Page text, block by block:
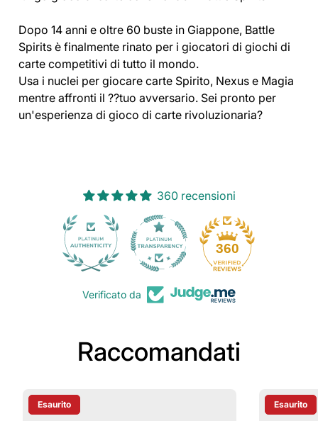
Dopo 14 anni e oltre 60 buste in Giappone, Battle
Spirits è finalmente rinato per i giocatori di giochi di
carte competitivi di tutto il mondo.
Usa i nuclei per giocare carte Spirito, Nexus e Magia
mentre affronti il ??tuo avversario. Sei pronto per
un'esperienza di gioco di carte rivoluzionaria?
360 recensioni
360
Verificato da
Raccomandati
Etichetta Del Prodotto:
Esaurito Etichetta
Esaurito